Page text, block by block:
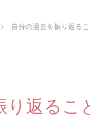
自分の過去を振り返る
り返るこ